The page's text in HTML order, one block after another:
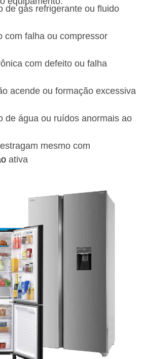
de gás refrigerante ou fluido
com falha ou compressor
com defeito ou falha
acende ou formação excessiva
de água ou ruídos anormais ao
mesmo com
ativa